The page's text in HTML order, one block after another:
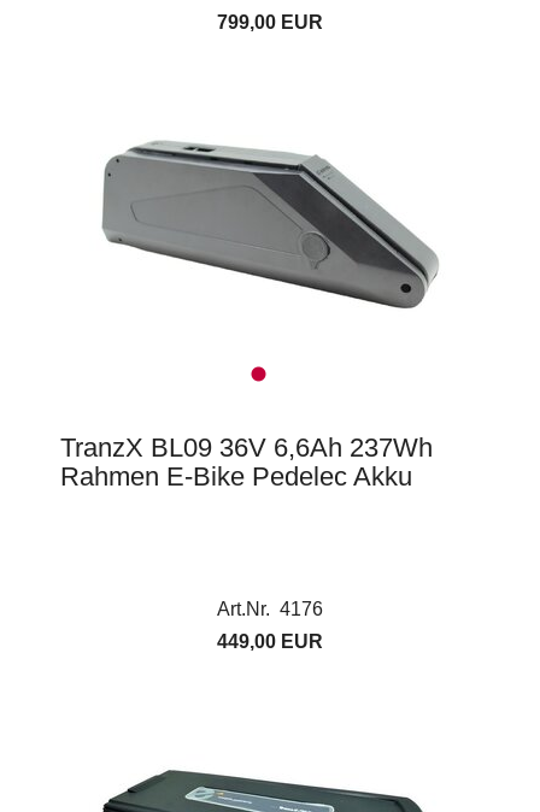
799,00 EUR
TranzX BL09 36V 6,6Ah 237Wh
Rahmen E-Bike Pedelec Akku
Art.Nr. 4176
449,00 EUR